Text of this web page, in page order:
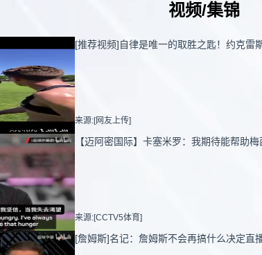
视频/集锦
[推荐视频]自律是唯一的取胜之匙！约克雷
来源:[网友上传]
【迈阿密国际】卡塞米罗：我期待能帮助
来源:[CCTV5体育]
[詹姆斯]名记：詹姆斯不会再搞什么决定直